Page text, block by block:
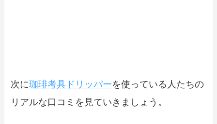
次に珈琲考具ドリッパーを使っている人たちの
リアルな口コミを見ていきましょう。